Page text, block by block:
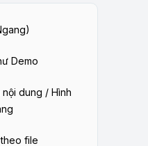
Demo
nội dung / Hình
file